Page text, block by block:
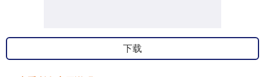
下载